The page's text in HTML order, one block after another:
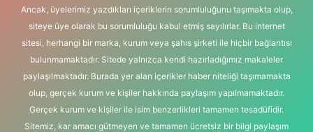
Ancak, üyelerimiz yazdıkları içeriklerin sorumluluğunu taşımakta olup,
siteye üye olarak bu sorumluluğu kabul etmiş sayılırlar. Bu internet
sitesi, herhangi bir marka, kurum veya şahıs şirketi ile hiçbir bağlantısı
bulunmamaktadır. Sitede yalnızca kendi hazırladığımız makaleler
paylaşılmaktadır. Burada yer alan içerikler haber niteliği taşımamakta
olup, gerçek kurum ve kişiler hakkında paylaşım yapılmamaktadır.
Gerçek kurum ve kişiler ile isim benzerlikleri tamamen tesadüfidir.
Sitemiz, kar amacı gütmeyen ve tamamen ücretsiz bir bilgi paylaşım